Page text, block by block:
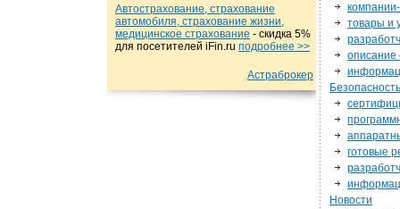
Автострахование, страхование
автомобиля, страхование жизни,
медицинское страхование - cкидка 5%
для посетителей iFin.ru подробнеe >>
Астраброкер
товары и
описание
Безопасность
готовые
Новости